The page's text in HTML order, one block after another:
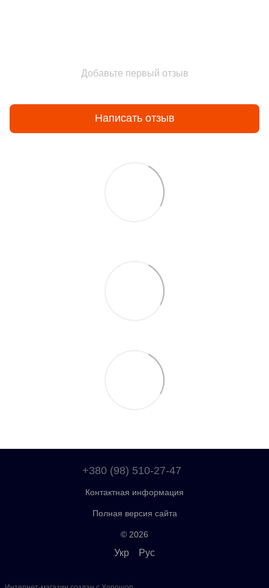
Добавьте первый отзыв
Написать отзыв
+380 (98) 510-27-47
Контактная информация
Полная версия сайта
© 2026
Укр Рус